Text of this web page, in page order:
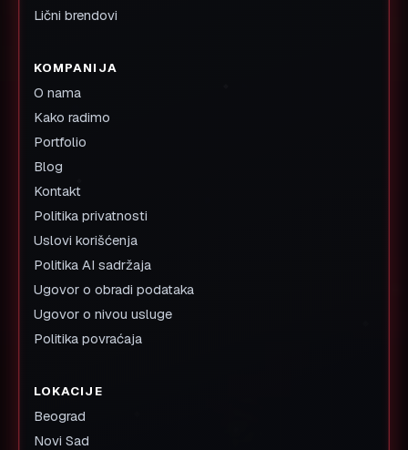
Lični brendovi
KOMPANIJA
O nama
Kako radimo
Portfolio
Blog
Kontakt
Politika privatnosti
Uslovi korišćenja
Politika AI sadržaja
Ugovor o obradi podataka
Ugovor o nivou usluge
Politika povraćaja
LOKACIJE
Beograd
Novi Sad